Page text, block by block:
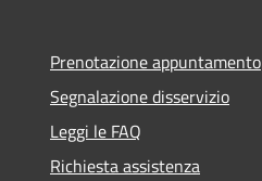
Prenotazione appuntamento
Segnalazione disservizio
Leggi le FAQ
Richiesta assistenza